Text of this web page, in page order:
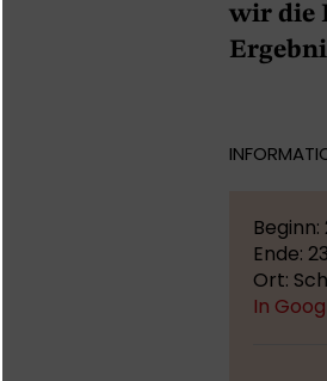
wir die
Beginn:
Ende:
Ort:
In